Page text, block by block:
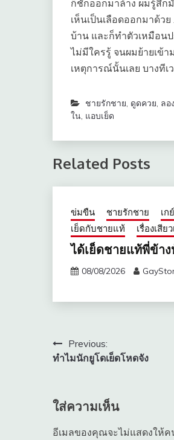
ก็ชักออกมาล้าง ผมรู้สึก
เห็นเป็นเลือดออกมาด้ว
บ้าน และก็ทำตัวเหมือน
ไม่มีใครรู้ จนผมย้ายเข้า
เหตุการณ์นั้นเลย บางทีเ
ชายรักชาย, ดูดควย, ลอ
ใน, แอบเย็ด
Related Posts
ข่มขืน ชายรักชาย เก
เย็ดกับชายแท้
เรื่องเสีย
ได้เย็ดชายแท้พี่ข้า
08/08/2026
แนะแนว
เรื่อง
Previous:
ทำไมนักยูโดเย็ดโหดจัง
ใส่ความเห็น
อีเมลของคุณจะไม่แสดงให้ค